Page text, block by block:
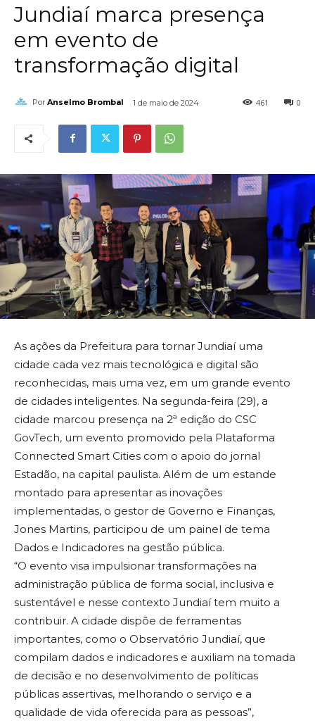
Jundiaí marca presença
em evento de
transformação digital
Por Anselmo Brombal 1 de maio de 2024 0
461
As ações da Prefeitura para tornar Jundiaí uma
cidade cada vez mais tecnológica e digital são
reconhecidas, mais uma vez, em um grande evento
de cidades inteligentes. Na segunda-feira (29), a
cidade marcou presença na 2ª edição do CSC
GovTech, um evento promovido pela Plataforma
Connected Smart Cities com o apoio do jornal
Estadão, na capital paulista. Além de um estande
montado para apresentar as inovações
implementadas, o gestor de Governo e Finanças,
Jones Martins, participou de um painel de tema
Dados e Indicadores na gestão pública.
“O evento visa impulsionar transformações na
administração pública de forma social, inclusiva e
sustentável e nesse contexto Jundiaí tem muito a
contribuir. A cidade dispõe de ferramentas
importantes, como o Observatório Jundiaí, que
compilam dados e indicadores e auxiliam na tomada
de decisão e no desenvolvimento de políticas
públicas assertivas, melhorando o serviço e a
qualidade de vida oferecida para as pessoas”,